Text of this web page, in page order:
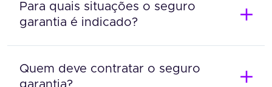
Para quais situações o seguro
garantia é indicado?
Quem deve contratar o seguro
garantia?